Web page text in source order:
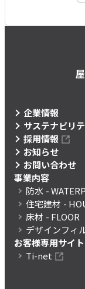
企業情報
サステナビリ
採用情報
お知らせ
お問い合わせ
事業内容
防水 -
住宅建材 -
床材 - FLOOR
デザインフィ
お客様専用サイト
Ti-net